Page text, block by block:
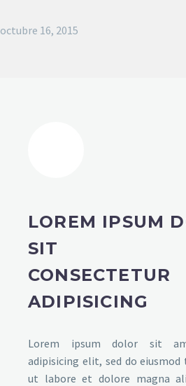
octubre 16, 2015
LOREM IPSUM
SIT
CONSECTETUR
ADIPISICING
Lorem ipsum dolor sit
adipisicing elit, sed do
ut labore et dolore magna